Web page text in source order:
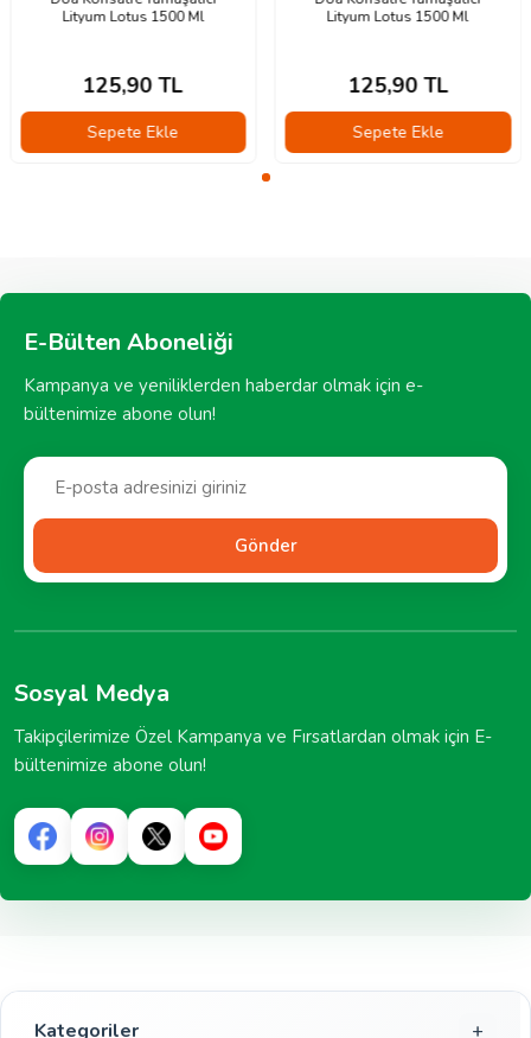
Lityum Lotus 1500 Ml
125,90TL
Sepete Ekle
Lityum Lotus 1500 Ml
125,90TL
Sepete Ekle
E-Bülten Aboneliği
Kampanya ve yeniliklerden haberdar olmak için e-
bültenimize abone olun!
Gönder
Sosyal Medya
Takipçilerimize Özel Kampanya ve Fırsatlardan olmak için E-
bültenimize abone olun!
Kategoriler